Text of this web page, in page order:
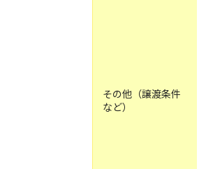
その他（譲渡条件
など）